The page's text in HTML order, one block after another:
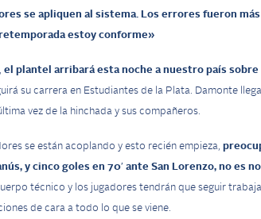
se apliquen al sistema. Los errores fueron más
estoy conforme»
el plantel arribará esta noche a nuestro país sobre
su carrera en Estudiantes de la Plata. Damonte
vez de la hinchada y sus compañeros.
se están acoplando y esto recién empieza,
y cinco goles en 70′ ante San Lorenzo, no es
técnico y los jugadores tendrán que seguir
de cara a todo lo que se viene.